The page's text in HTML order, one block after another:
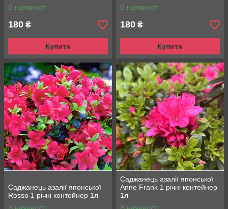
В наявності
180 ₴
Купити
В наявності
180 ₴
Купити
Саджанець азалії японської
Rosso 1 річні контейнер 1л
Саджанець азалії японської
Anne Frank 1 річні контейнер
1л